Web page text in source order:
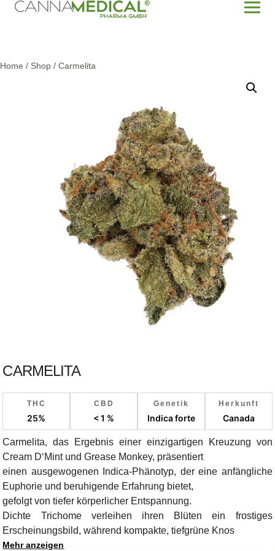
Home / Shop / Carmelita
CARMELITA
THC
25%
CBD
< 1 %
Genetik
Indica forte
Herkunft
Canada
Carmelita, das Ergebnis einer einzigartigen Kreuzung von
Cream D‘Mint und Grease Monkey, präsentiert
einen ausgewogenen Indica-Phänotyp, der eine anfängliche
Euphorie und beruhigende Erfahrung bietet,
gefolgt von tiefer körperlicher Entspannung.
Dichte Trichome verleihen ihren Blüten ein frostiges
Erscheinungsbild, während kompakte, tiefgrüne Knos
Mehr anzeigen